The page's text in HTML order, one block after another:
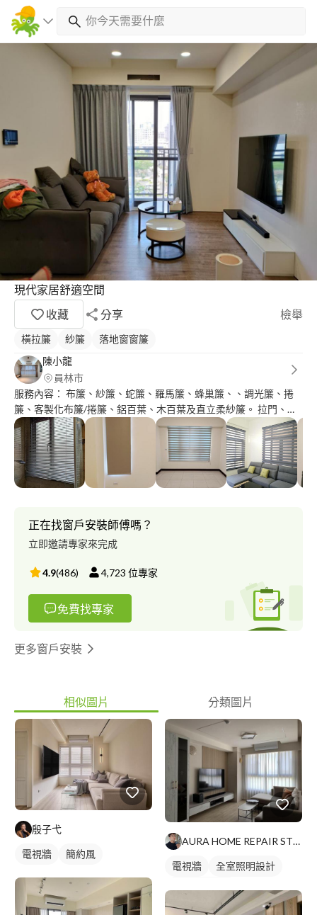
現代家居舒適空間
收藏
分享 檢舉
橫拉簾 紗簾
落地窗窗簾
陳小龍
員林市
服務內容： 布簾、紗簾、蛇簾、羅馬簾、蜂巢簾、、調光簾、捲
簾、客製化布簾/捲簾、鋁百葉、木百葉及直立柔紗簾。 拉門、抱
枕、PVC地板、卡扣式地板、壁紙、日本壁紙及韓國壁紙。 ?全省
免費到府丈量估價? 丈量、設計、規劃、安裝及售後服務 全都是免
費的！免費！免費！
正在找窗戶安裝師傅嗎？
立即邀請專家來完成
4.9(486) 4,723 位專家
免費找專家
更多窗戶安裝
相似圖片 分類圖片
殷子弋
電視牆 簡約風
AURA HOME REPAIR STUDIO
電視牆
全室照明設計